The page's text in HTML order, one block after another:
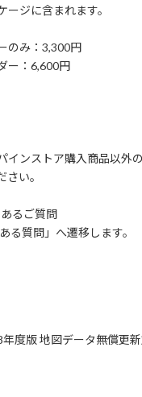
ジに含まれます。
のみ：3,300円
ー：6,600円
ンストア購入商品以外
い。
るご質問
質問」へ遷移します。
度版 地図データ無償更